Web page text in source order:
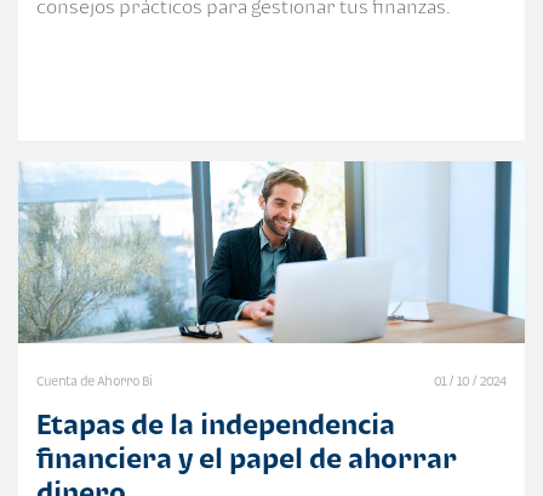
consejos prácticos para gestionar tus finanzas.
Cuenta de Ahorro Bi 01 / 10 / 2024
Etapas de la independencia
financiera y el papel de ahorrar